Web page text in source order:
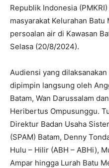
Republik Indonesia
masyarakat Kelurahan
persoalan air di Kawasan
Selasa (20/8/2024).
Audiensi yang
dipimpin langsung oleh
Batam, Wan Darussalam
Heribertus Ompusunggu.
Direktur Badan Usaha
(SPAM) Batam, Denny
Hulu – Hilir (ABH – ABHi),
Ampar hingga Lurah Batu